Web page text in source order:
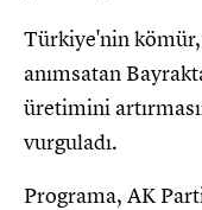
Türkiye'nin
anımsatan
üretimini
vurguladı.
Programa, AK